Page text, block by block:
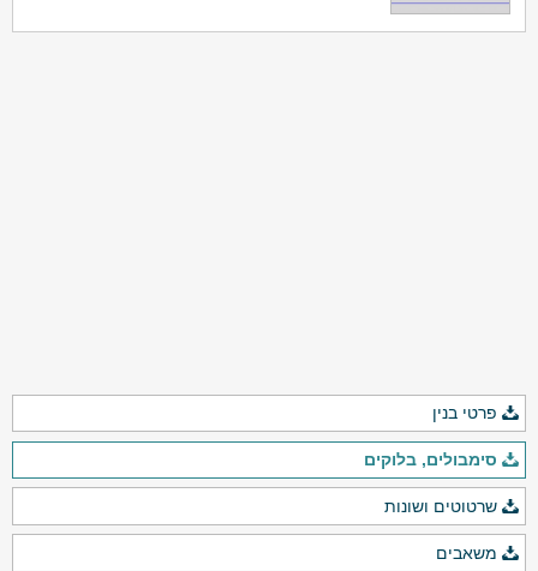
פרטי בנין
סימבולים, בלוקים
שרטוטים ושונות
משאבים